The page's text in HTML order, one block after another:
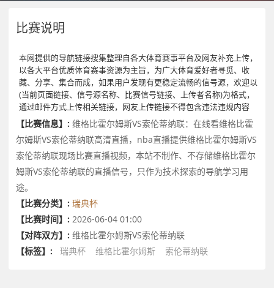
比赛说明
本网提供的导航链接搜集整理自各大体育赛事平台及网友补充上传，
以各大平台优质体育赛事资源为主旨，为广大体育爱好者寻觅、收
藏、分享、集合而成，如果用户发现有更稳定流畅的信号源，欢迎以
(当前页面链接、信号源名称、比赛信号链接、上传者名称)为格式，
通过邮件方式上传相关链接，网友上传链接不得包含违法违规内容
【比赛信息】: 维格比霍尔姆斯VS索伦蒂纳联：在线看维格比霍
尔姆斯VS索伦蒂纳联高清直播，nba直播提供维格比霍尔姆斯VS
索伦蒂纳联现场比赛直播视频，本站不制作、不存储维格比霍尔
姆斯VS索伦蒂纳联的直播信号，只作为技术探索的导航学习用
途。
【比赛分类】: 瑞典杯
【比赛时间】: 2026-06-04 01:00
【对阵双方】: 维格比霍尔姆斯VS索伦蒂纳联
【标签】:
瑞典杯 维格比霍尔姆斯 索伦蒂纳联